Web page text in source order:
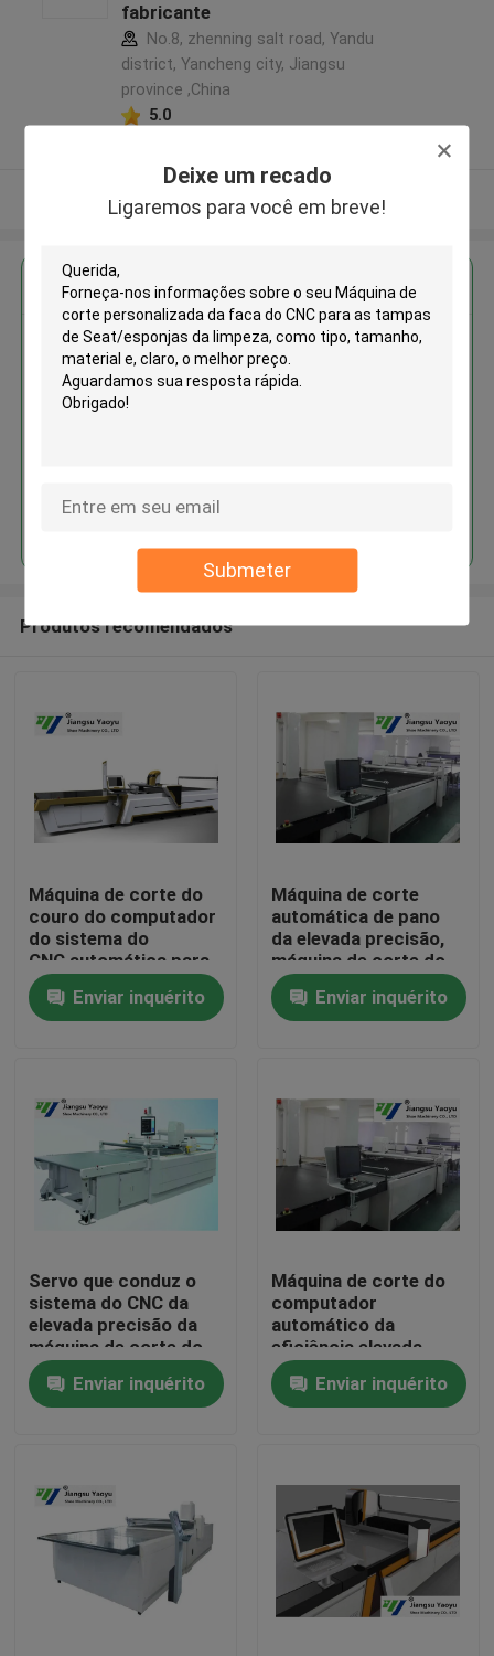
Deixe um recado
Ligaremos para você em breve!
Submeter
Casa
Sobre nós
Excursão da fábrica
Controle da qualidade
Contacte-nos
Máquina cortando hidráulica
Máquina cortando da imprensa hidráulica
fabricante
No.8, zhenning salt road, Yandu
district, Yancheng city, Jiangsu
province ,China
5.0
Veja mais
Obter o melhor preço para
Máquina de corte personalizada
da faca do CNC para as tampas
Continue
Produtos recomendados
Máquina de corte do
couro do computador
do sistema do
CNC automática para
o brinquedo do
luxuosoEnviar inquérito
Máquina de corte
automática de pano
da elevada precisão,
máquina de corte do
laser do CNC
Enviar inquérito
Servo que conduz o
sistema do CNC da
elevada precisão da
máquina de corte do
computador
automáticoEnviar inquérito
Máquina de corte do
computador
automático da
eficiência elevada
para o pano do couro
do sofáEnviar inquérito